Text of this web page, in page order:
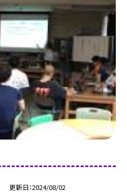
更新日 2024/08/02